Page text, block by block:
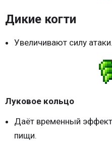
Дикие когти
Увеличивают силу атаки.
Луковое кольцо
Даёт временный
пищи.